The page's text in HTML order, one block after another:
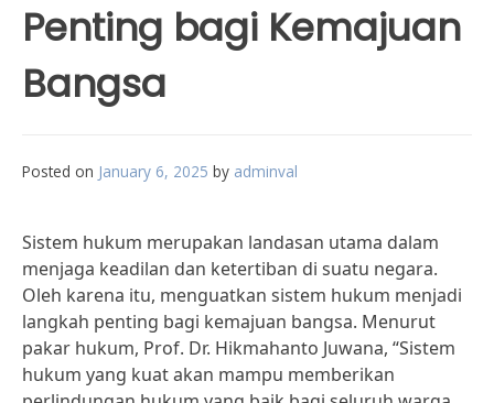
Penting bagi Kemajuan
Bangsa
Posted on January 6, 2025 by adminval
Sistem hukum merupakan landasan utama dalam
menjaga keadilan dan ketertiban di suatu negara.
Oleh karena itu, menguatkan sistem hukum menjadi
langkah penting bagi kemajuan bangsa. Menurut
pakar hukum, Prof. Dr. Hikmahanto Juwana, “Sistem
hukum yang kuat akan mampu memberikan